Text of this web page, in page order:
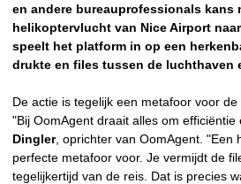
en andere bureauprofessionals kans
helikoptervlucht van Nice Airport
speelt het platform in op een
drukte en files tussen de luchthaven
De actie is tegelijk een metafoor voor de
"Bij OomAgent draait alles om efficiëntie
Dingler, oprichter van OomAgent. "Een
perfecte metafoor voor. Je vermijdt de
tegelijkertijd van de reis. Dat is precies